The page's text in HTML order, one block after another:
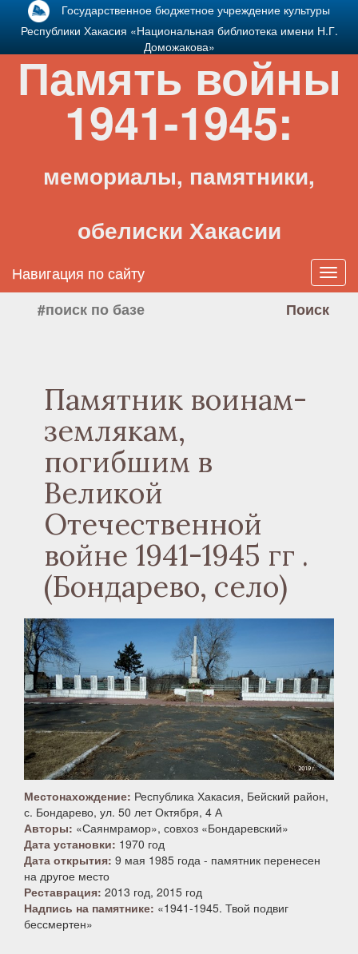
Государственное бюджетное учреждение культуры
Республики Хакасия «Национальная библиотека имени Н.Г.
Доможакова»
Память войны
1941-1945:
мемориалы, памятники,
обелиски Хакасии
Навигация по сайту
Памятник воинам-
землякам,
погибшим в
Великой
Отечественной
войне 1941-1945 гг .
(Бондарево, село)
Местонахождение: Республика Хакасия, Бейский район,
с. Бондарево, ул. 50 лет Октября, 4 А
Авторы: «Саянмрамор», совхоз «Бондаревский»
Дата установки: 1970 год
Дата открытия: 9 мая 1985 года - памятник перенесен
на другое место
Реставрация: 2013 год, 2015 год
Надпись на памятнике: «1941-1945. Твой подвиг
бессмертен»